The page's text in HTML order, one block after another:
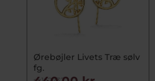
Ørebøjler Livets Træ sølv
fg.